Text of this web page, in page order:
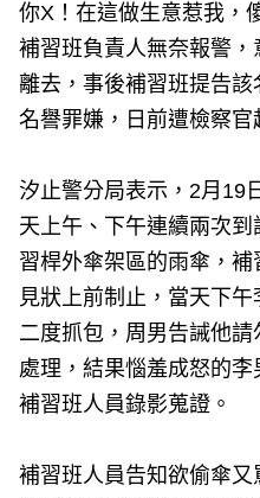
你X！在這做生意惹我，
補習班負責人無奈報警
離去，事後補習班提告
名譽罪嫌，日前遭檢察官
汐止警分局表示，2月19
天上午、下午連續兩次
習桿外傘架區的雨傘，補
見狀上前制止，當天下
二度抓包，周男告誡他
處理，結果惱羞成怒的
補習班人員錄影蒐證。
補習班人員告知欲偷傘又